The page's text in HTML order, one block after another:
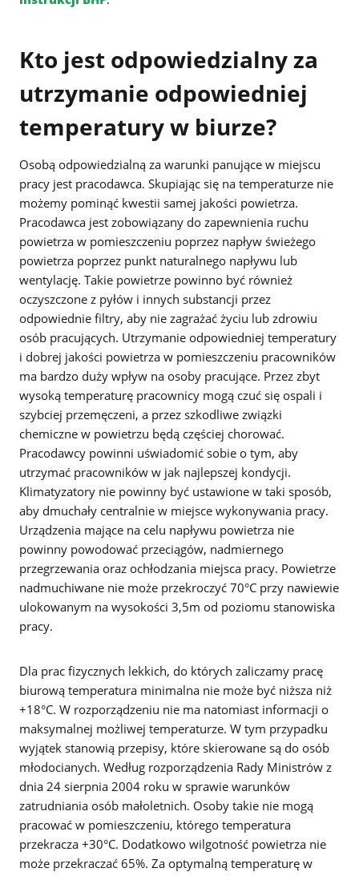
Kto jest odpowiedzialny za
utrzymanie odpowiedniej
temperatury w biurze?
Osobą odpowiedzialną za warunki panujące w miejscu
pracy jest pracodawca. Skupiając się na temperaturze nie
możemy pominąć kwestii samej jakości powietrza.
Pracodawca jest zobowiązany do zapewnienia ruchu
powietrza w pomieszczeniu poprzez napływ świeżego
powietrza poprzez punkt naturalnego napływu lub
wentylację. Takie powietrze powinno być również
oczyszczone z pyłów i innych substancji przez
odpowiednie filtry, aby nie zagrażać życiu lub zdrowiu
osób pracujących. Utrzymanie odpowiedniej temperatury
i dobrej jakości powietrza w pomieszczeniu pracowników
ma bardzo duży wpływ na osoby pracujące. Przez zbyt
wysoką temperaturę pracownicy mogą czuć się ospali i
szybciej przemęczeni, a przez szkodliwe związki
chemiczne w powietrzu będą częściej chorować.
Pracodawcy powinni uświadomić sobie o tym, aby
utrzymać pracowników w jak najlepszej kondycji.
Klimatyzatory nie powinny być ustawione w taki sposób,
aby dmuchały centralnie w miejsce wykonywania pracy.
Urządzenia mające na celu napływu powietrza nie
powinny powodować przeciągów, nadmiernego
przegrzewania oraz ochłodzania miejsca pracy. Powietrze
nadmuchiwane nie może przekroczyć 70°C przy nawiewie
ulokowanym na wysokości 3,5m od poziomu stanowiska
pracy.
Dla prac fizycznych lekkich, do których zaliczamy pracę
biurową temperatura minimalna nie może być niższa niż
+18°C. W rozporządzeniu nie ma natomiast informacji o
maksymalnej możliwej temperaturze. W tym przypadku
wyjątek stanowią przepisy, które skierowane są do osób
młodocianych. Według rozporządzenia Rady Ministrów z
dnia 24 sierpnia 2004 roku w sprawie warunków
zatrudniania osób małoletnich. Osoby takie nie mogą
pracować w pomieszczeniu, którego temperatura
przekracza +30°C. Dodatkowo wilgotność powietrza nie
może przekraczać 65%. Za optymalną temperaturę w